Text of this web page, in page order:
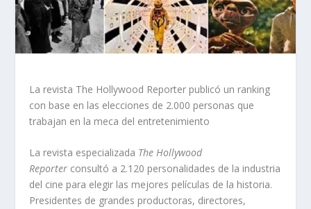
La revista The Hollywood Reporter publicó un ranking
con base en las elecciones de 2.000 personas que
trabajan en la meca del entretenimiento
La revista especializada The Hollywood
Reporter consultó a 2.120 personalidades de la industria
del cine para elegir las mejores películas de la historia.
Presidentes de grandes productoras, directores,